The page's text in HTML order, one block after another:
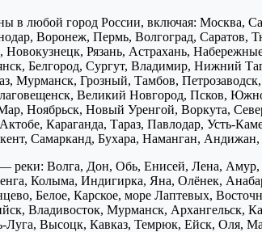
в любой город России, включая: Москва,
Воронеж, Пермь, Волгоград, Саратов,
Новокузнецк, Рязань, Астрахань,
Белгород, Сургут, Владимир, Нижний
Мурманск, Грозный, Тамбов,
Великий Новгород, Псков,
Ноябрьск, Новый Уренгой, Воркута,
Караганда, Тараз, Павлодар, Усть-
Самарканд, Бухара, Наманган,
реки: Волга, Дон, Обь, Енисей, Лена,
Колыма, Индигирка, Яна, Олёнек,
Белое, Карское, море Лаптевых,
Владивосток, Мурманск, Архангельск,
Луга, Высоцк, Кавказ, Темрюк, Ейск, Оля,